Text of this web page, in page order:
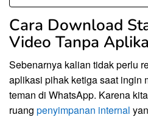
Cara Download
Video Tanpa
Sebenarnya kalian tidak perlu
aplikasi pihak ketiga saat ingin
teman di WhatsApp. Karena
ruang penyimpanan internal